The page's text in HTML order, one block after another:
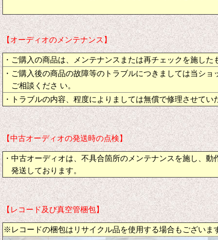
【オーディオのメンテナンス】
・ご購入の商品は、メンテナンスまたは再チェックを施し
・ご購入後の商品の故障等のトラブルにつきましては当ショ
ご相談くださ い。
・トラブルの内容、程度によりましては無償で修理させてい
【中古オーディオの発送時の点検】
・中古オーディオは、不具合箇所のメンテナンスを施し、動
発送しております。
【レコード及び真空管梱包】
※レコードの梱包はリサイクル品を使用する場合もございま